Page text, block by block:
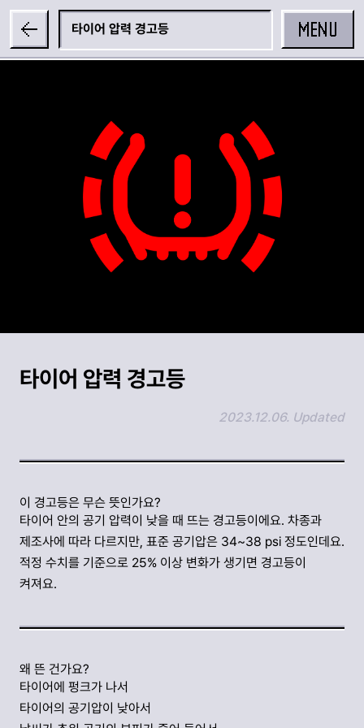
MENU
타이어 압력 경고등
타이어 압력 경고등
2023.12.06. Updated
이 경고등은 무슨 뜻인가요?
타이어 안의 공기 압력이 낮을 때 뜨는 경고등이에요. 차종과
제조사에 따라 다르지만, 표준 공기압은 34~38 psi 정도인데요.
적정 수치를 기준으로 25% 이상 변화가 생기면 경고등이
켜져요.
왜 뜬 건가요?
타이어에 펑크가 나서
타이어의 공기압이 낮아서
링크 복사하기